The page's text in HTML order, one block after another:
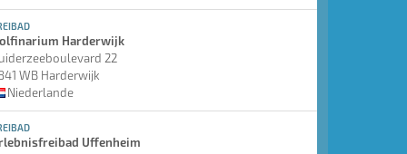
Harderwijk
22
WB Harderwijk
Niederlande
Uffenheim